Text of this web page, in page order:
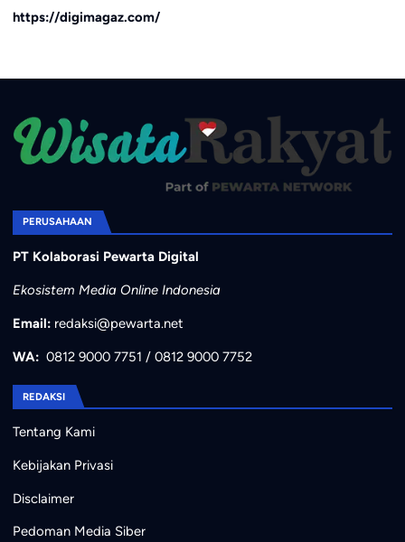
https://digimagaz.com/
PERUSAHAAN
PT Kolaborasi Pewarta Digital
Ekosistem Media Online Indonesia
Email: redaksi@pewarta.net
WA: 0812 9000 7751 / 0812 9000 7752
REDAKSI
Tentang Kami
Kebijakan Privasi
Disclaimer
Pedoman Media Siber